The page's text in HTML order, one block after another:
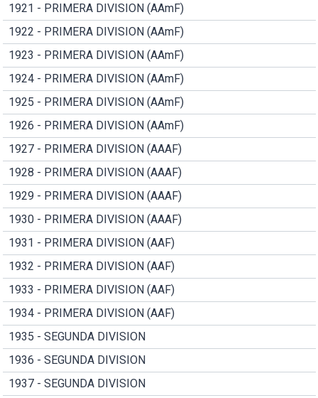
1921 - PRIMERA DIVISION (AAmF)
1922 - PRIMERA DIVISION (AAmF)
1923 - PRIMERA DIVISION (AAmF)
1924 - PRIMERA DIVISION (AAmF)
1925 - PRIMERA DIVISION (AAmF)
1926 - PRIMERA DIVISION (AAmF)
1927 - PRIMERA DIVISION (AAAF)
1928 - PRIMERA DIVISION (AAAF)
1929 - PRIMERA DIVISION (AAAF)
1930 - PRIMERA DIVISION (AAAF)
1931 - PRIMERA DIVISION (AAF)
1932 - PRIMERA DIVISION (AAF)
1933 - PRIMERA DIVISION (AAF)
1934 - PRIMERA DIVISION (AAF)
1935 - SEGUNDA DIVISION
1936 - SEGUNDA DIVISION
1937 - SEGUNDA DIVISION